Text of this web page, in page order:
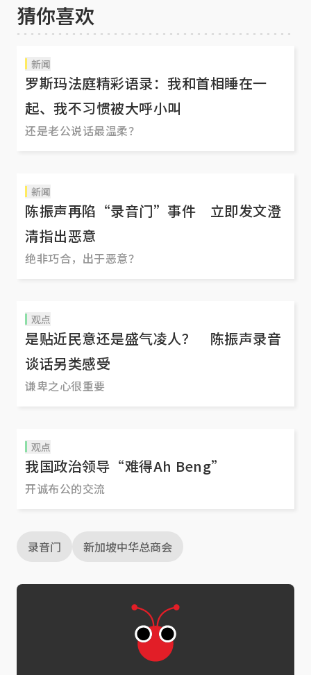
猜你喜欢
新闻
罗斯玛法庭精彩语录：我和首相睡在一
起、我不习惯被大呼小叫
还是老公说话最温柔？
新闻
陈振声再陷“录音门”事件 立即发文澄
清指出恶意
绝非巧合，出于恶意？
观点
是贴近民意还是盛气凌人？ 陈振声录音
谈话另类感受
谦卑之心很重要
观点
我国政治领导“难得Ah Beng”
开诚布公的交流
录音门 新加坡中华总商会